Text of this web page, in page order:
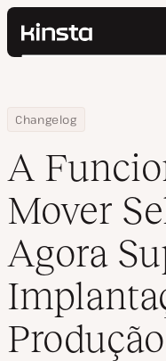
Kinsta®
Preços
Contato
Pesquisar
Home
Changelog
A Funcionalidade de
A
Mover
Agora